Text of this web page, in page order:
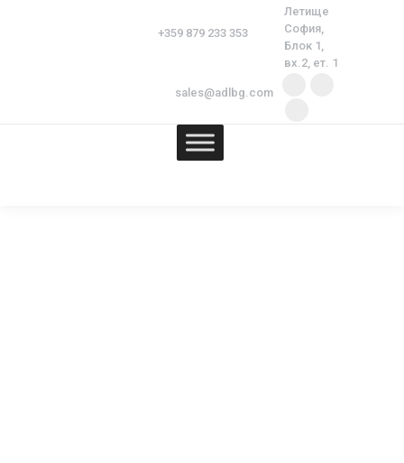
Летище
София,
Блок 1,
вх.2, ет. 1